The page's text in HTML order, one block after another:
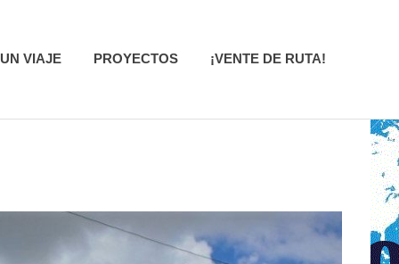
VIAJE PROYECTOS ¡VENTE DE RUTA!